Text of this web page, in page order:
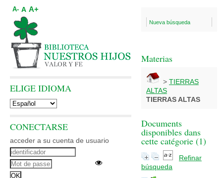
Nueva búsqueda
Materias
> TIERRAS
ALTAS
TIERRAS ALTAS
Documents
disponibles dans
cette catégorie (1)
Refinar
búsqueda
A- A A+
ELIGE IDIOMA
CONECTARSE
acceder a su cuenta de usuario